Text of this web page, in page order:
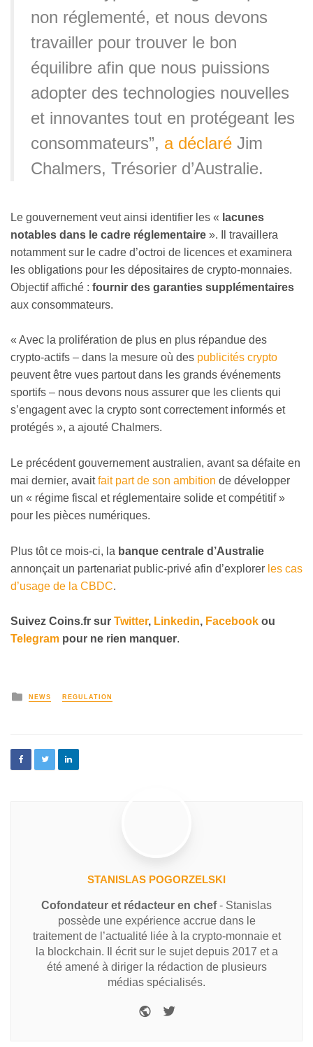
non réglementé, et nous devons
travailler pour trouver le bon
équilibre afin que nous puissions
adopter des technologies nouvelles
et innovantes tout en protégeant les
consommateurs”, a déclaré Jim
Chalmers, Trésorier d’Australie.
Le gouvernement veut ainsi identifier les « lacunes
notables dans le cadre réglementaire ». Il travaillera
notamment sur le cadre d’octroi de licences et examinera
les obligations pour les dépositaires de crypto-monnaies.
Objectif affiché : fournir des garanties supplémentaires
aux consommateurs.
« Avec la prolifération de plus en plus répandue des
crypto-actifs – dans la mesure où des publicités crypto
peuvent être vues partout dans les grands événements
sportifs – nous devons nous assurer que les clients qui
s’engagent avec la crypto sont correctement informés et
protégés », a ajouté Chalmers.
Le précédent gouvernement australien, avant sa défaite en
mai dernier, avaitfait part de son ambition de développer
un « régime fiscal et réglementaire solide et compétitif »
pour les pièces numériques.
Plus tôt ce mois-ci, la banque centrale d’Australie
annonçait un partenariat public-privé afin d’explorer les cas
d’usage de la CBDC.
Suivez Coins.fr sur Twitter, Linkedin, Facebook ou
Telegram pour ne rien manquer.
NEWS REGULATION
STANISLAS POGORZELSKI
Cofondateur et rédacteur en chef- Stanislas
possède une expérience accrue dans le
traitement de l’actualité liée à la crypto-monnaie et
la blockchain. Il écrit sur le sujet depuis 2017 et a
été amené à diriger la rédaction de plusieurs
médias spécialisés.